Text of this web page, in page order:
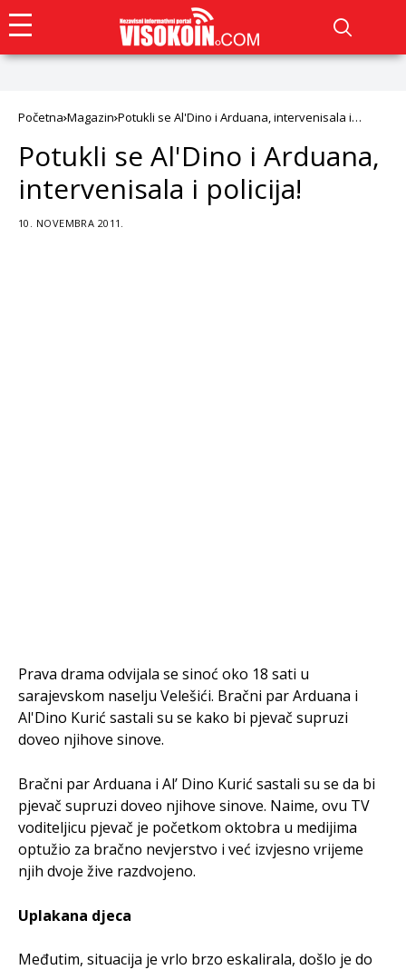
Početna Magazin Potukli se Al'Dino i Arduana, intervenisala i
Potukli se Al'Dino i Arduana,
intervenisala i policija!
10. NOVEMBRA 2011.
Prava drama odvijala se sinoć oko 18 sati u
sarajevskom naselju Velešići. Bračni par Arduana i
Al'Dino Kurić sastali su se kako bi pjevač supruzi
doveo njihove sinove.
Bračni par Arduana i Al’ Dino Kurić sastali su se da bi
pjevač supruzi doveo njihove sinove. Naime, ovu TV
voditeljicu pjevač je početkom oktobra u medijima
optužio za bračno nevjerstvo i već izvjesno vrijeme
njih dvoje žive razdvojeno.
Uplakana djeca
Međutim, situacija je vrlo brzo eskalirala, došlo je do